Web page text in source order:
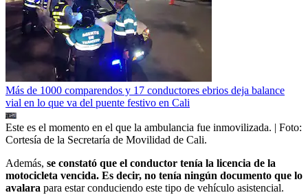
Más de 1000 comparendos y 17 conductores ebrios deja balance
vial en lo que va del puente festivo en Cali
Este es el momento en el que la ambulancia fue inmovilizada. | Foto:
Cortesía de la Secretaría de Movilidad de Cali.
Además, se constató que el conductor tenía la licencia de la
motocicleta vencida. Es decir, no tenía ningún documento que lo
avalara para estar conduciendo este tipo de vehículo asistencial.